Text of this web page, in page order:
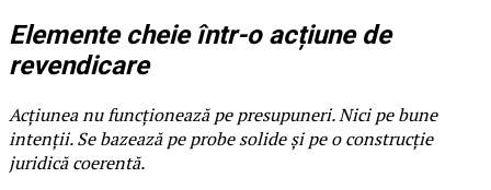
Elemente cheie într-o acțiune de
revendicare
Acțiunea nu funcționează pe presupuneri. Nici pe bune
intenții. Se bazează pe probe solide și pe o construcție
juridică coerentă.